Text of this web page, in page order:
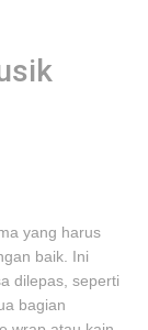
yang harus
baik. Ini
dilepas, seperti
bagian